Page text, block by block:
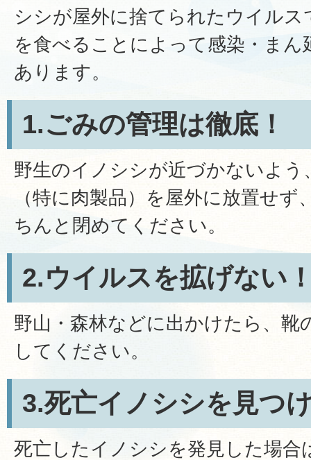
シシが屋外に捨てられたウイルス
を食べることによって感染・ま
あります。
1.ごみの管理は徹底！
野生のイノシシが近づかないよう
（特に肉製品）を屋外に放置せ
ちんと閉めてください。
2.ウイルスを拡げない
野山・森林などに出かけたら、靴
してください。
3.死亡イノシシを見つ
死亡したイノシシを発見した場合